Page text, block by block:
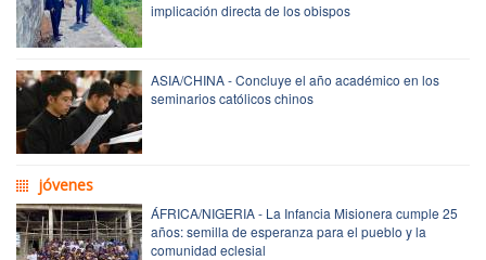
implicación directa de los obispos
ASIA/CHINA - Concluye el año académico en los
seminarios católicos chinos
jóvenes
ÁFRICA/NIGERIA - La Infancia Misionera cumple 25
años: semilla de esperanza para el pueblo y la
comunidad eclesial